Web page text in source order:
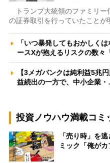
トランプ大統領のファミリー
の証券取引を行っていたこと
「いつ暴発してもおかしく
ースXが抱えるリスクの数々
【3メガバンクは純利益5兆
益続出の一方で、中小企業
投資ノウハウ満載コミ
「売り時」を
ミック「俺がカ